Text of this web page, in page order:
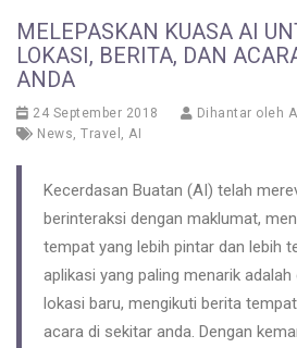
MELEPASKAN KUASA AI
LOKASI, BERITA, DAN
ANDA
24 September 2018 Dihantar oleh
News Travel AI
Kecerdasan Buatan (AI) telah
berinteraksi dengan maklumat,
tempat yang lebih pintar dan lebih
aplikasi yang paling menarik
lokasi baru, mengikuti berita
acara di sekitar anda. Dengan